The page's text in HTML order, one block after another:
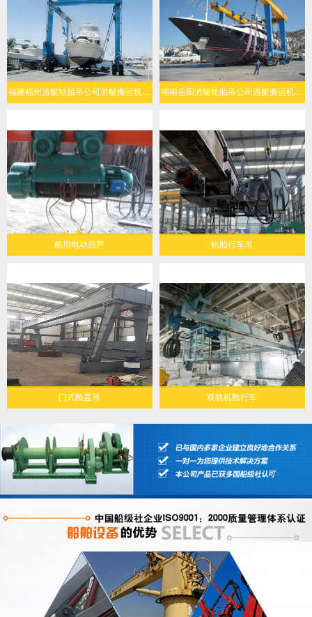
福建福州游艇轮胎吊公司游艇搬运机定制化设计 湖南岳阳游艇轮胎吊公司游艇搬运机经济环保
船用电动葫芦 机舱行车吊
门式舱盖吊 双轨机舱行车